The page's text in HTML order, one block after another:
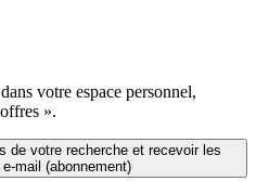
votre espace personnel,
».
de votre recherche et recevoir les
mail (abonnement)